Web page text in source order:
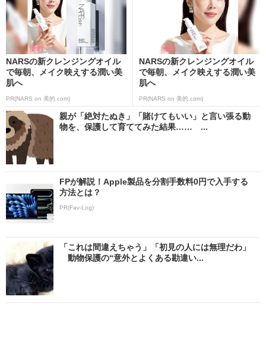
NARSの新クレンジングオイル
で毎朝、メイク映えする潤い美
肌へ
PR(NARS on 美的.com)
NARSの新クレンジングオイル
で毎朝、メイク映えする潤い美
肌へ
PR(NARS on 美的.com)
親が「絶対たぬき」「賭けてもいい」と言い張る動
物を、保護して育ててみた結果…… ...
FPが解説！Apple製品を分割手数料0円で入手する
方法とは？
PR(Fav-Log)
「これは間違えちゃう」「初見の人には無理だわ」
動物保護の“意外とよくある勘違い...